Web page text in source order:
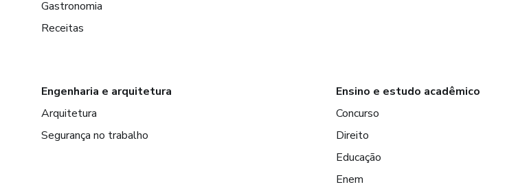
Gastronomia
Receitas
Engenharia e arquitetura
Arquitetura
Segurança no trabalho
Ensino e estudo acadêmico
Concurso
Direito
Educação
Enem